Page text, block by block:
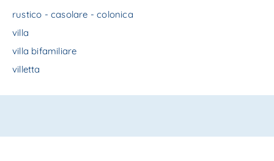
rustico - casolare - colonica
villa
villa bifamiliare
villetta